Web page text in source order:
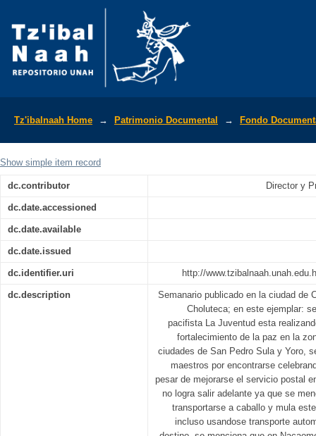
Tz'ibalnaah Home → Patrimonio Documental → Fondo
Show simple item record
dc.contributor Director y
dc.date.accessioned
dc.date.available
dc.date.issued
dc.identifier.uri http://
dc.description
Semanario publicado en la ciudad de
Choluteca; en este ejemplar:
pacifista La Juventud esta
fortalecimiento de la paz en la
ciudades de San Pedro Sula y Yoro,
maestros por encontrarse
pesar de mejorarse el servicio postal
no logra salir adelante ya que se
transportarse a caballo y mula
incluso usandose transporte